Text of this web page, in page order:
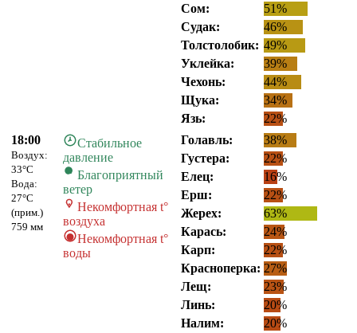
Сом:
51%
Судак:
46%
Толстолобик: 49%
Уклейка:
39%
Чехонь:
44%
Щука:
34%
Язь:
22%
18:00
Воздух:
33°C
Вода:
27°C
(прим.)
759 мм
Стабильное
давление
Благоприятный
ветер
Некомфортная t°
воздуха
Некомфортная t°
воды
Голавль:
38%
Густера:
22%
Елец:
16%
Ерш:
22%
Жерех:
63%
Карась:
24%
Карп:
22%
Красноперка: 27%
Лещ:
23%
Линь:
20%
Налим:
20%